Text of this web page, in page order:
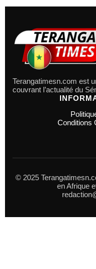
Terangatimesn.com est
couvrant l’actualité du
Conditions
© 2025
en Afrique